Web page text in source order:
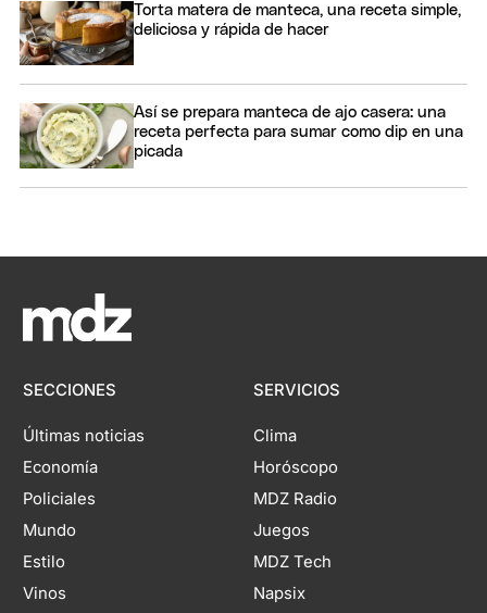
Torta matera de manteca, una receta simple,
deliciosa y rápida de hacer
Así se prepara manteca de ajo casera: una
receta perfecta para sumar como dip en una
picada
SECCIONES
Últimas noticias
Economía
Policiales
Mundo
Estilo
Vinos
SERVICIOS
Clima
Horóscopo
MDZ Radio
Juegos
MDZ Tech
Napsix